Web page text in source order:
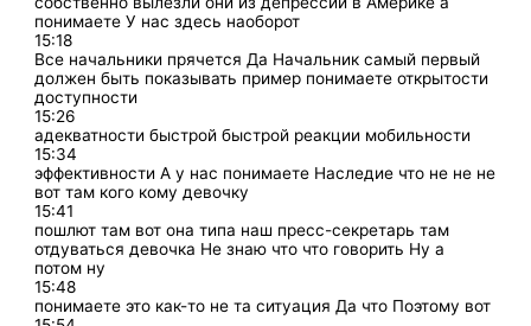
понимаете У нас здесь наоборот
15:18
Все начальники прячется Да Начальник самый первый
должен быть показывать пример понимаете открытости
доступности
15:26
адекватности быстрой быстрой реакции мобильности
15:34
эффективности А у нас понимаете Наследие что не не не
вот там кого кому девочку
15:41
пошлют там вот она типа наш пресс-секретарь там
отдуваться девочка Не знаю что что говорить Ну а
потом ну
15:48
понимаете это как-то не та ситуация Да что Поэтому вот